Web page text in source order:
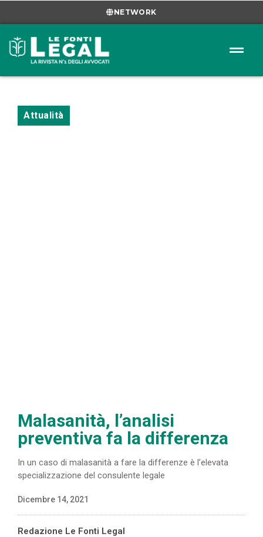
NETWORK
Attualità
Malasanità, l’analisi
preventiva fa la differenza
In un caso di malasanità a fare la differenze è l’elevata
specializzazione del consulente legale
Dicembre 14, 2021
Redazione Le Fonti Legal